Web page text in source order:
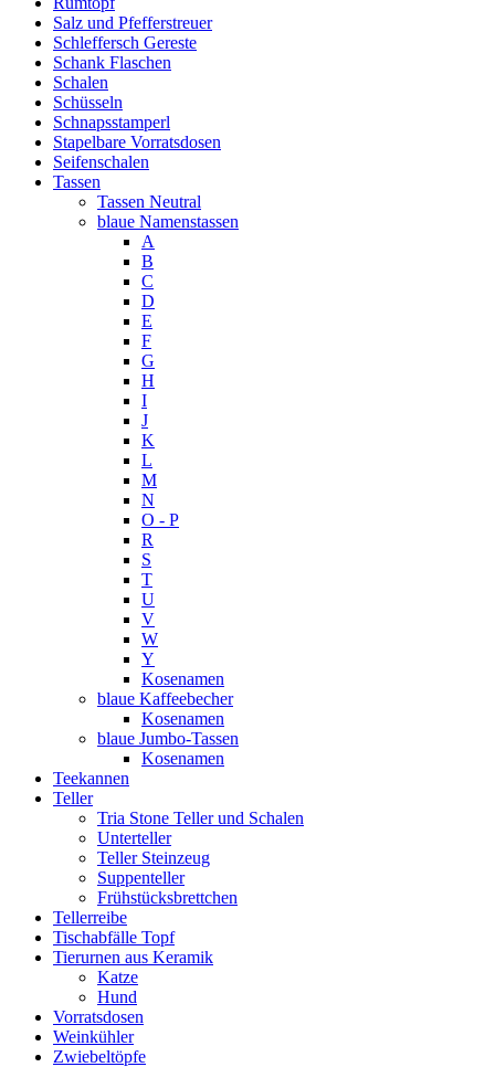
Salz und Pfefferstreuer
Schleffersch Gereste
Schank Flaschen
Schalen
Schüsseln
Schnapsstamperl
Stapelbare Vorratsdosen
Seifenschalen
Tassen
Tassen Neutral
blaue Namenstassen
A
B
C
D
E
F
G
H
I
J
K
L
M
N
O - P
R
S
T
U
V
W
Y
Kosenamen
blaue Kaffeebecher
Kosenamen
blaue Jumbo-Tassen
Kosenamen
Teekannen
Teller
Tria Stone Teller und Schalen
Unterteller
Teller Steinzeug
Suppenteller
Frühstücksbrettchen
Tellerreibe
Tischabfälle Topf
Tierurnen aus Keramik
Katze
Hund
Vorratsdosen
Weinkühler
Zwiebeltöpfe